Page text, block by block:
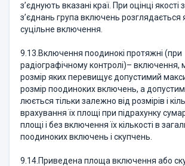
з’єднують вказані краї. При оцінці якості
з’єднань група включень розглядається
суцільне включення.
9.13.Включення поодинокі протяжні (при
радіографічному контро­лі)– включення,
розмір яких перевищує допустимий
розмір поодиноких включень, а
люється тільки залежно від розмірів і
врахування їх площі при підрахунку
площі і без включення їх кількості в
поодиноких включень і скупчень.
9.14.Приведена площа включення або